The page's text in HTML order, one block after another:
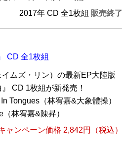
2017年 CD 全1枚組 販売終了
CD 全1枚組
ムズ・リン）の最新EP大陸版
CD 1枚組が新発売！
Tongues（林宥嘉&大象體操）
林宥嘉&陳昇）
ャンペーン価格 2,842円（税込）